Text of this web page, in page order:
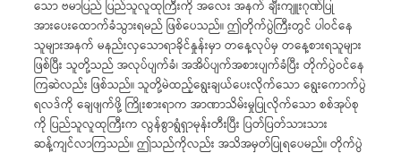
သော ဗမာပြည် ပြည်သူလူထုကြီးကို အလေး အနက် ချီးကျူးဂုဏ်ပြု
အားပေးထောက်ခံသွားရမည် ဖြစ်ပေသည်။ ဤတိုက်ပွဲကြီးတွင် ပါဝင်နေ
သူများအနက် မနည်းလှသောရာခိုင်နှုန်းမှာ တနေ့လုပ်မှ တနေ့စားရသူများ
ဖြစ်ပြီး သူတို့သည် အလုပ်ပျက်ခံ၊ အအိပ်ပျက်အစားပျက်ခံပြီး တိုက်ပွဲဝင်နေ
ကြဆဲလည်း ဖြစ်သည်။ သူတို့မဲထည့်ရွေးချယ်ပေးလိုက်သော ရွေးကောက်ပွဲ
ရလဒ်ကို ချေဖျက်ဖို့ ကြိုးစားရာက အာဏာသိမ်းမှုပြုလိုက်သော စစ်အုပ်စု
ကို ပြည်သူလူထုကြီးက လွန်စွာရွံရှာမုန်းတီးပြီး ပြတ်ပြတ်သားသား
ဆန့်ကျင်လာကြသည်။ ဤသည်ကိုလည်း အသိအမှတ်ပြုရပေမည်။ တိုက်ပွဲ